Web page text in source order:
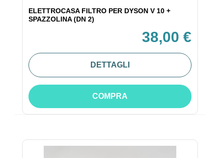
ELETTROCASA FILTRO PER DYSON V 10 +
SPAZZOLINA (DN 2)
38,00 €
DETTAGLI
COMPRA